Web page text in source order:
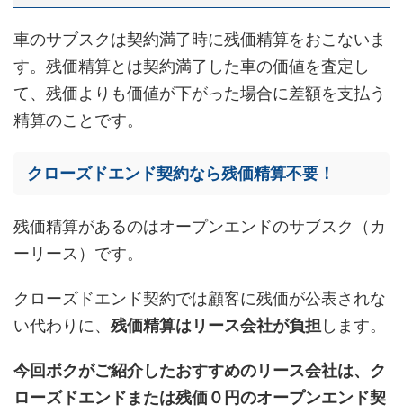
車のサブスクは契約満了時に残価精算をおこないま
す。残価精算とは契約満了した車の価値を査定し
て、残価よりも価値が下がった場合に差額を支払う
精算のことです。
クローズドエンド契約なら残価精算不要！
残価精算があるのはオープンエンドのサブスク（カ
ーリース）です。
クローズドエンド契約では顧客に残価が公表されな
い代わりに、 残価精算はリース会社が負担します。
今回ボクがご紹介したおすすめのリース会社は、ク
ローズドエンドまたは残価０円のオープンエンド契